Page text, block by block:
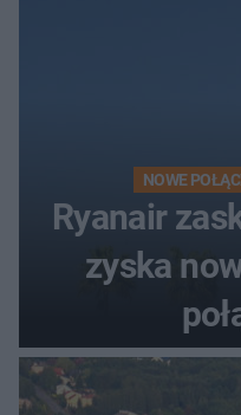
NOWE
Ryanair
zyska